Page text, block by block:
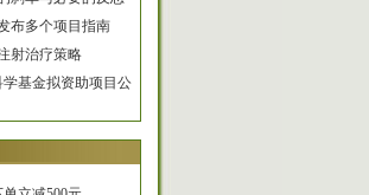
布多个项目指南
射治疗策略
基金拟资助项目公